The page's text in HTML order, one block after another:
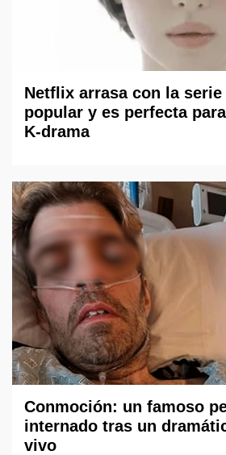
Netflix arrasa con la serie
popular y es perfecta
K-drama
Conmoción: un famoso
internado tras un
vivo